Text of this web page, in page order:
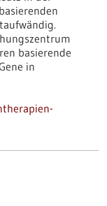
basierende
in